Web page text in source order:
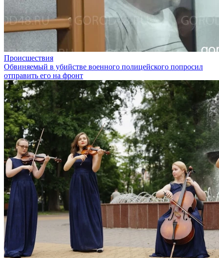
Происшествия
Обвиняемый в убийстве военного полицейского попросил
отправить его на фронт